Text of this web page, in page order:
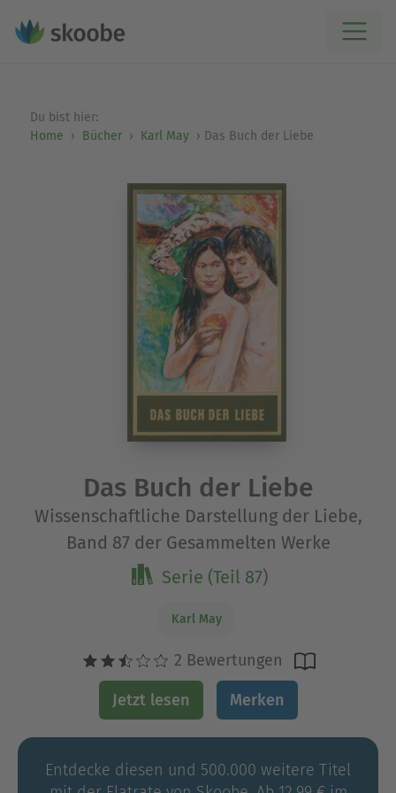
Du bist hier:
Home
Bücher Karl May Das Buch der Liebe
Das Buch der Liebe
Wissenschaftliche Darstellung der Liebe,
Band 87 der Gesammelten Werke
Serie (Teil 87)
Karl May
2 Bewertungen
Jetzt lesen Merken
Entdecke diesen und 500.000 weitere Titel